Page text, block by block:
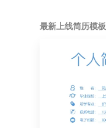
最新上线简历模板